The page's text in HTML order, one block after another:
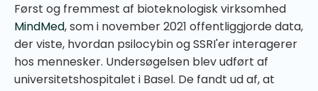
Først og fremmest af bioteknologisk virksomhed
MindMed, som i november 2021 offentliggjorde data,
der viste, hvordan psilocybin og SSRI'er interagerer
hos mennesker. Undersøgelsen blev udført af
universitetshospitalet i Basel. De fandt ud af, at